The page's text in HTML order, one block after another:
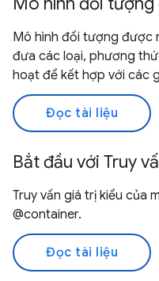
Mô hình đối tượng được
đưa các loại, phương
hoạt để kết hợp với các
Đọc tài liệu
Bắt đầu với Truy
Truy vấn giá trị kiểu của
@container.
Đọc tài liệu